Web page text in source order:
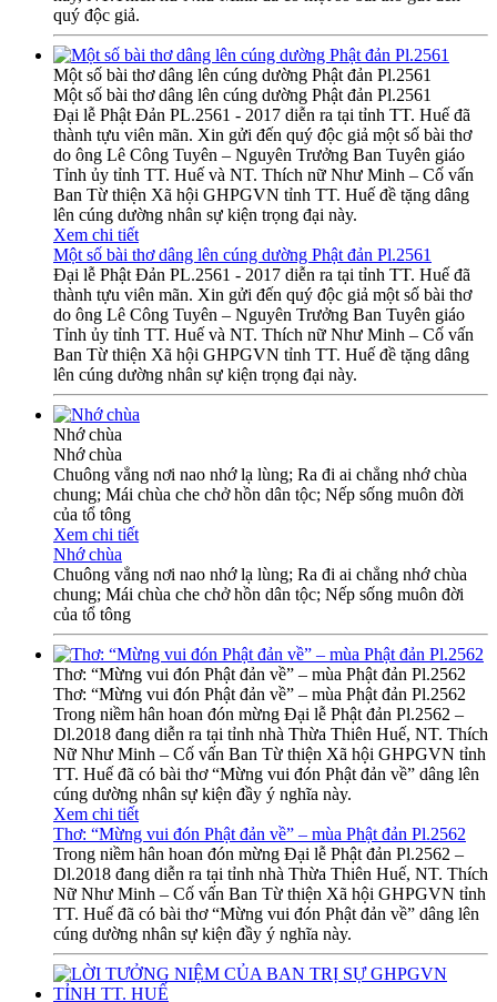
quý độc giả.
Một số bài thơ dâng lên cúng dường Phật đản Pl.2561
Một số bài thơ dâng lên cúng dường Phật đản Pl.2561
Đại lễ Phật Đản PL.2561 - 2017 diễn ra tại tỉnh TT. Huế đã
thành tựu viên mãn. Xin gửi đến quý độc giả một số bài thơ
do ông Lê Công Tuyên – Nguyên Trưởng Ban Tuyên giáo
Tỉnh ủy tỉnh TT. Huế và NT. Thích nữ Như Minh – Cố vấn
Ban Từ thiện Xã hội GHPGVN tỉnh TT. Huế đề tặng dâng
lên cúng dường nhân sự kiện trọng đại này.
Xem chi tiết
Một số bài thơ dâng lên cúng dường Phật đản Pl.2561
Đại lễ Phật Đản PL.2561 - 2017 diễn ra tại tỉnh TT. Huế đã
thành tựu viên mãn. Xin gửi đến quý độc giả một số bài thơ
do ông Lê Công Tuyên – Nguyên Trưởng Ban Tuyên giáo
Tỉnh ủy tỉnh TT. Huế và NT. Thích nữ Như Minh – Cố vấn
Ban Từ thiện Xã hội GHPGVN tỉnh TT. Huế đề tặng dâng
lên cúng dường nhân sự kiện trọng đại này.
Nhớ chùa
Nhớ chùa
Chuông vẳng nơi nao nhớ lạ lùng; Ra đi ai chẳng nhớ chùa
chung; Mái chùa che chở hồn dân tộc; Nếp sống muôn đời
của tổ tông
Xem chi tiết
Nhớ chùa
Chuông vẳng nơi nao nhớ lạ lùng; Ra đi ai chẳng nhớ chùa
chung; Mái chùa che chở hồn dân tộc; Nếp sống muôn đời
của tổ tông
Thơ: “Mừng vui đón Phật đản về” – mùa Phật đản Pl.2562
Thơ: “Mừng vui đón Phật đản về” – mùa Phật đản Pl.2562
Trong niềm hân hoan đón mừng Đại lễ Phật đản Pl.2562 –
Dl.2018 đang diễn ra tại tỉnh nhà Thừa Thiên Huế, NT. Thích
Nữ Như Minh – Cố vấn Ban Từ thiện Xã hội GHPGVN tỉnh
TT. Huế đã có bài thơ “Mừng vui đón Phật đản về” dâng lên
cúng dường nhân sự kiện đầy ý nghĩa này.
Xem chi tiết
Thơ: “Mừng vui đón Phật đản về” – mùa Phật đản Pl.2562
Trong niềm hân hoan đón mừng Đại lễ Phật đản Pl.2562 –
Dl.2018 đang diễn ra tại tỉnh nhà Thừa Thiên Huế, NT. Thích
Nữ Như Minh – Cố vấn Ban Từ thiện Xã hội GHPGVN tỉnh
TT. Huế đã có bài thơ “Mừng vui đón Phật đản về” dâng lên
cúng dường nhân sự kiện đầy ý nghĩa này.